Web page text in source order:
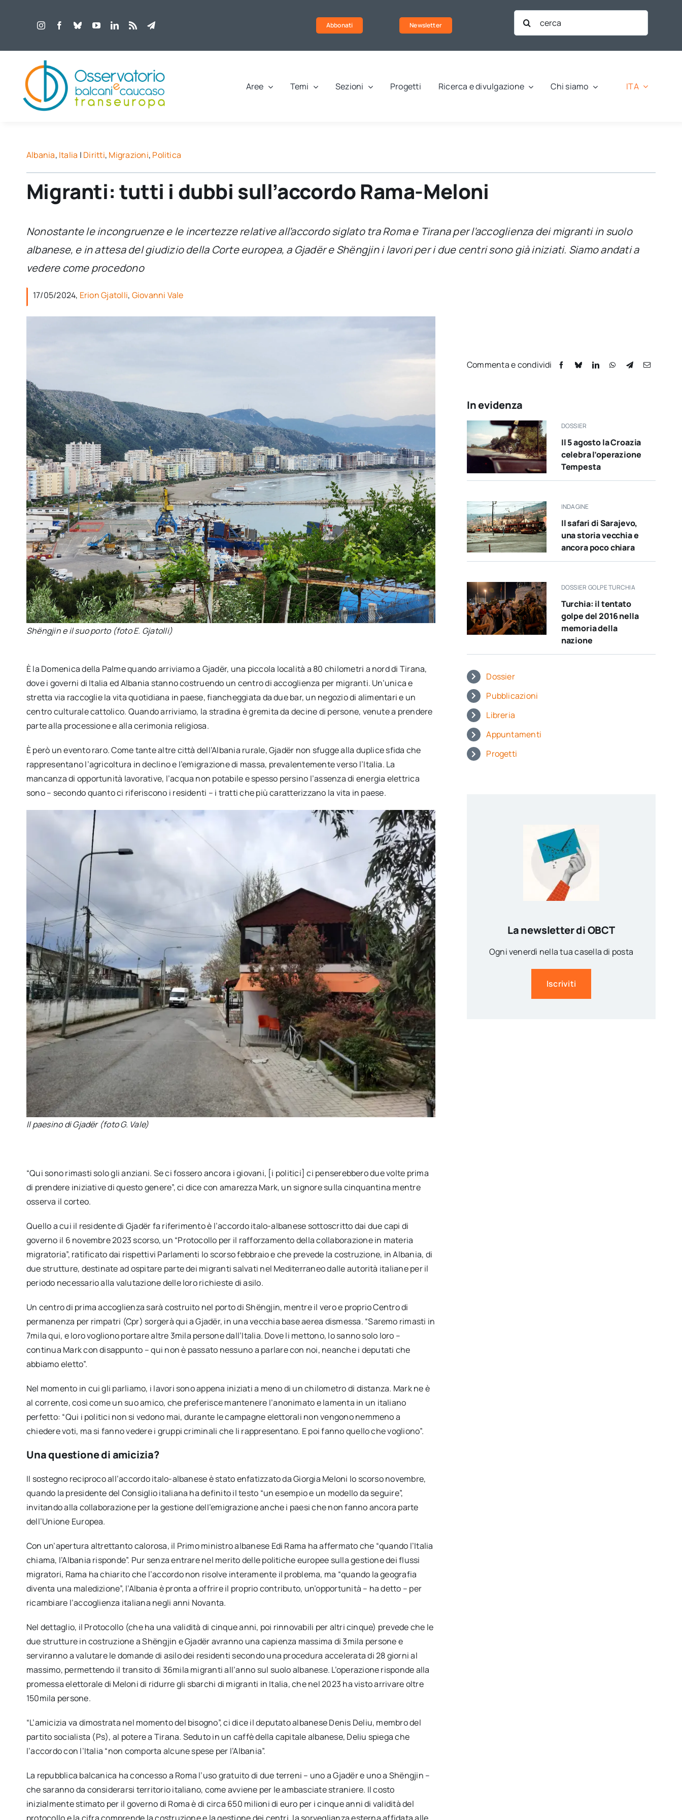
Abbonati Newsletter
Cerca
per:
Aree Temi Sezioni Progetti Ricerca e divulgazione Chi siamo ITA
Albania, Italia | Diritti, Migrazioni, Politica
Migranti: tutti i dubbi sull’accordo Rama-Meloni
Nonostante le incongruenze e le incertezze relative all’accordo siglato tra Roma e Tirana per l’accoglienza dei migranti in suolo
albanese, e in attesa del giudizio della Corte europea, a Gjadër e Shëngjin i lavori per i due centri sono già iniziati. Siamo andati a
vedere come procedono
17/05/2024, Erion Gjatolli, Giovanni Vale
Shëngjin e il suo porto (foto E. Gjatolli)
È la Domenica della Palme quando arriviamo a Gjadër, una piccola località a 80 chilometri a nord di Tirana,
dove i governi di Italia ed Albania stanno costruendo un centro di accoglienza per migranti. Un’unica e
stretta via raccoglie la vita quotidiana in paese, fiancheggiata da due bar, un negozio di alimentari e un
centro culturale cattolico. Quando arriviamo, la stradina è gremita da decine di persone, venute a prendere
parte alla processione e alla cerimonia religiosa.
È però un evento raro. Come tante altre città dell’Albania rurale, Gjadër non sfugge alla duplice sfida che
rappresentano l’agricoltura in declino e l’emigrazione di massa, prevalentemente verso l’Italia. La
mancanza di opportunità lavorative, l’acqua non potabile e spesso persino l’assenza di energia elettrica
sono – secondo quanto ci riferiscono i residenti – i tratti che più caratterizzano la vita in paese.
Il paesino di Gjadër (foto G. Vale)
“Qui sono rimasti solo gli anziani. Se ci fossero ancora i giovani, [i politici] ci penserebbero due volte prima
di prendere iniziative di questo genere”, ci dice con amarezza Mark, un signore sulla cinquantina mentre
osserva il corteo.
Quello a cui il residente di Gjadër fa riferimento è l’accordo italo-albanese sottoscritto dai due capi di
governo il 6 novembre 2023 scorso, un “Protocollo per il rafforzamento della collaborazione in materia
migratoria”, ratificato dai rispettivi Parlamenti lo scorso febbraio e che prevede la costruzione, in Albania, di
due strutture, destinate ad ospitare parte dei migranti salvati nel Mediterraneo dalle autorità italiane per il
periodo necessario alla valutazione delle loro richieste di asilo.
Un centro di prima accoglienza sarà costruito nel porto di Shëngjin, mentre il vero e proprio Centro di
permanenza per rimpatri (Cpr) sorgerà qui a Gjadër, in una vecchia base aerea dismessa. “Saremo rimasti in
7mila qui, e loro vogliono portare altre 3mila persone dall’Italia. Dove li mettono, lo sanno solo loro –
continua Mark con disappunto – qui non è passato nessuno a parlare con noi, neanche i deputati che
abbiamo eletto”.
Nel momento in cui gli parliamo, i lavori sono appena iniziati a meno di un chilometro di distanza. Mark ne è
al corrente, così come un suo amico, che preferisce mantenere l’anonimato e lamenta in un italiano
perfetto: “Qui i politici non si vedono mai, durante le campagne elettorali non vengono nemmeno a
chiedere voti, ma si fanno vedere i gruppi criminali che li rappresentano. E poi fanno quello che vogliono”.
Una questione di amicizia?
Il sostegno reciproco all’accordo italo-albanese è stato enfatizzato da Giorgia Meloni lo scorso novembre,
quando la presidente del Consiglio italiana ha definito il testo “un esempio e un modello da seguire”,
invitando alla collaborazione per la gestione dell’emigrazione anche i paesi che non fanno ancora parte
dell’Unione Europea.
Con un’apertura altrettanto calorosa, il Primo ministro albanese Edi Rama ha affermato che “quando l’Italia
chiama, l’Albania risponde”. Pur senza entrare nel merito delle politiche europee sulla gestione dei flussi
migratori, Rama ha chiarito che l’accordo non risolve interamente il problema, ma “quando la geografia
diventa una maledizione”, l’Albania è pronta a offrire il proprio contributo, un’opportunità – ha detto – per
ricambiare l’accoglienza italiana negli anni Novanta.
Nel dettaglio, il Protocollo (che ha una validità di cinque anni, poi rinnovabili per altri cinque) prevede che le
due strutture in costruzione a Shëngjin e Gjadër avranno una capienza massima di 3mila persone e
serviranno a valutare le domande di asilo dei residenti secondo una procedura accelerata di 28 giorni al
massimo, permettendo il transito di 36mila migranti all’anno sul suolo albanese. L’operazione risponde alla
promessa elettorale di Meloni di ridurre gli sbarchi di migranti in Italia, che nel 2023 ha visto arrivare oltre
150mila persone.
“L’amicizia va dimostrata nel momento del bisogno”, ci dice il deputato albanese Denis Deliu, membro del
partito socialista (Ps), al potere a Tirana. Seduto in un caffè della capitale albanese, Deliu spiega che
l’accordo con l’Italia “non comporta alcune spese per l’Albania”.
La repubblica balcanica ha concesso a Roma l’uso gratuito di due terreni – uno a Gjadër e uno a Shëngjin –
che saranno da considerarsi territorio italiano, come avviene per le ambasciate straniere. Il costo
inizialmente stimato per il governo di Roma è di circa 650 milioni di euro per i cinque anni di validità del
Commenta e condividi
In evidenza
DOSSIER
Il 5 agosto la Croazia
celebra l’operazione
Tempesta
INDAGINE
Il safari di Sarajevo,
una storia vecchia e
ancora poco chiara
DOSSIER GOLPE TURCHIA
Turchia: il tentato
golpe del 2016 nella
memoria della
nazione
Dossier
Pubblicazioni
Libreria
Appuntamenti
Progetti
La newsletter di OBCT
Ogni venerdì nella tua casella di posta
Iscriviti